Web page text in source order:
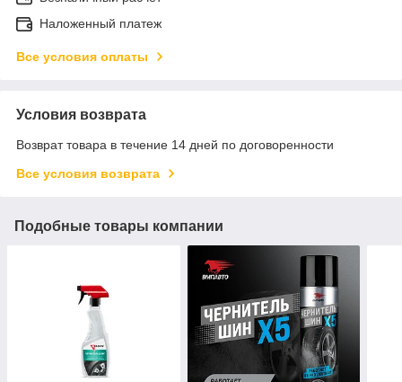
Наложенный платеж
Все условия оплаты
Условия возврата
Возврат товара в течение 14 дней по договоренности
Все условия возврата
Подобные товары компании